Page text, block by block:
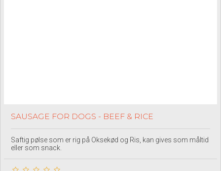
SAUSAGE FOR DOGS - BEEF & RICE
Saftig pølse som er rig på Oksekød og Ris, kan gives som måltid
eller som snack.